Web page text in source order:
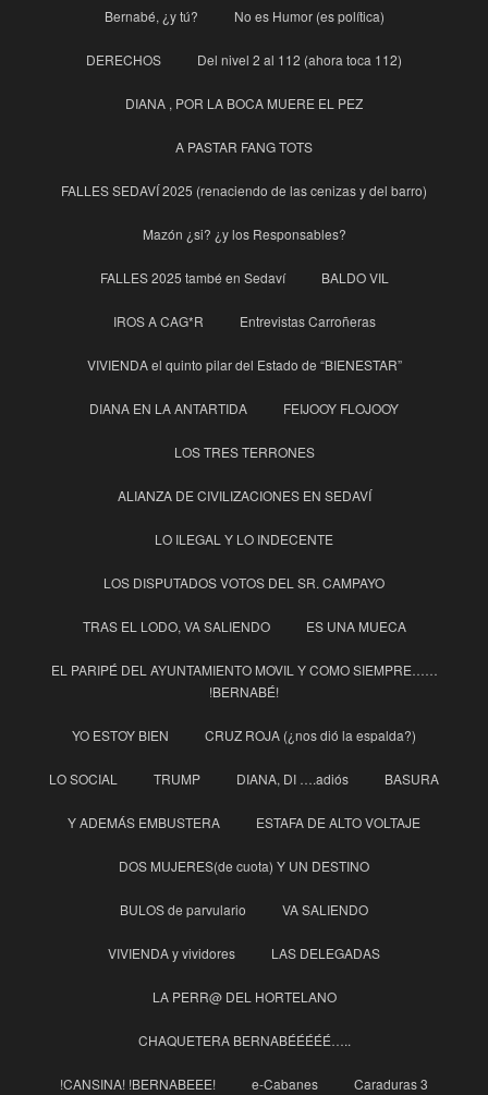
Bernabé, ¿y tú? No es Humor (es política)
DERECHOS Del nivel 2 al 112 (ahora toca 112)
DIANA , POR LA BOCA MUERE EL PEZ
A PASTAR FANG TOTS
FALLES SEDAVÍ 2025 (renaciendo de las cenizas y del barro)
Mazón ¿si? ¿y los Responsables?
FALLES 2025 també en Sedaví BALDO VIL
IROS A CAG*R Entrevistas Carroñeras
VIVIENDA el quinto pilar del Estado de “BIENESTAR”
DIANA EN LA ANTARTIDA FEIJOOY FLOJOOY
LOS TRES TERRONES
ALIANZA DE CIVILIZACIONES EN SEDAVÍ
LO ILEGAL Y LO INDECENTE
LOS DISPUTADOS VOTOS DEL SR. CAMPAYO
TRAS EL LODO, VA SALIENDO ES UNA MUECA
EL PARIPÉ DEL AYUNTAMIENTO MOVIL Y COMO SIEMPRE……
!BERNABÉ!
YO ESTOY BIEN CRUZ ROJA (¿nos dió la espalda?)
LO SOCIAL TRUMP DIANA, DI ….adiós BASURA
Y ADEMÁS EMBUSTERA ESTAFA DE ALTO VOLTAJE
DOS MUJERES(de cuota) Y UN DESTINO
BULOS de parvulario VA SALIENDO
VIVIENDA y vividores LAS DELEGADAS
LA PERR@ DEL HORTELANO
CHAQUETERA BERNABÉÉÉÉÉ…..
!CANSINA! !BERNABEEE! e-Cabanes Caraduras 3